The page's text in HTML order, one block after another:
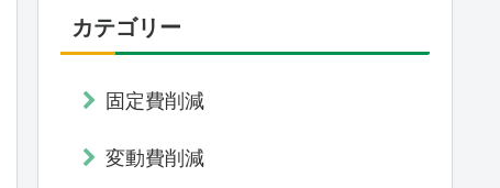
カテゴリー
固定費削減
変動費削減